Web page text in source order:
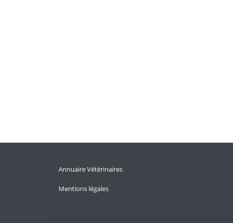
Annuaire Vétérinaires
Mentions légales